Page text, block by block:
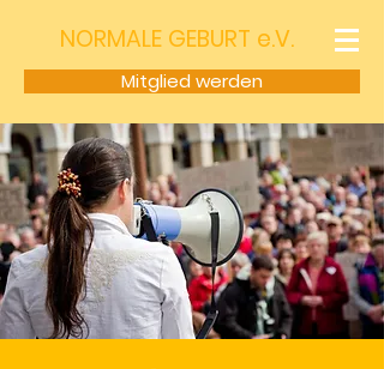
NORMALE GEBURT e.V.
Mitglied werden